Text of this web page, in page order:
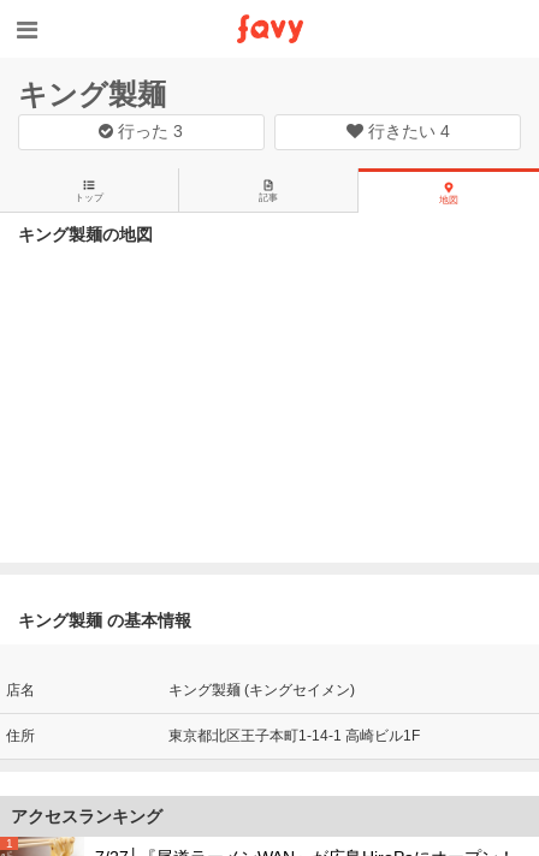
キング製麺
行った3 行きたい 4
トップ 記事 地図
キング製麺の地図
キング製麺 の基本情報
店名 キング製麺 (キングセイメン)
住所 東京都北区王子本町1-14-1 高崎ビル1F
アクセスランキング
1